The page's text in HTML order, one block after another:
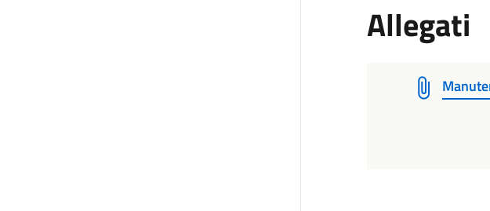
Allegati